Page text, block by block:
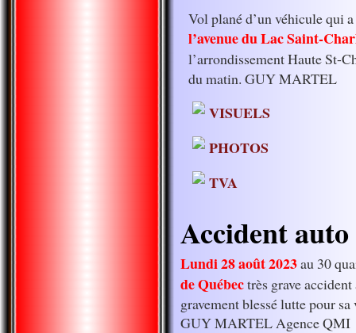
Vol plané d’un véhicule qui
l’avenue du Lac Saint-
l’arrondissement Haute St-
du matin. GUY MARTEL
VISUELS
PHOTOS
TVA
Accident auto
Lundi 28 août 2023au 30
de Québectrès grave
gravement blessé lutte pour sa
GUY MARTEL Agence QMI